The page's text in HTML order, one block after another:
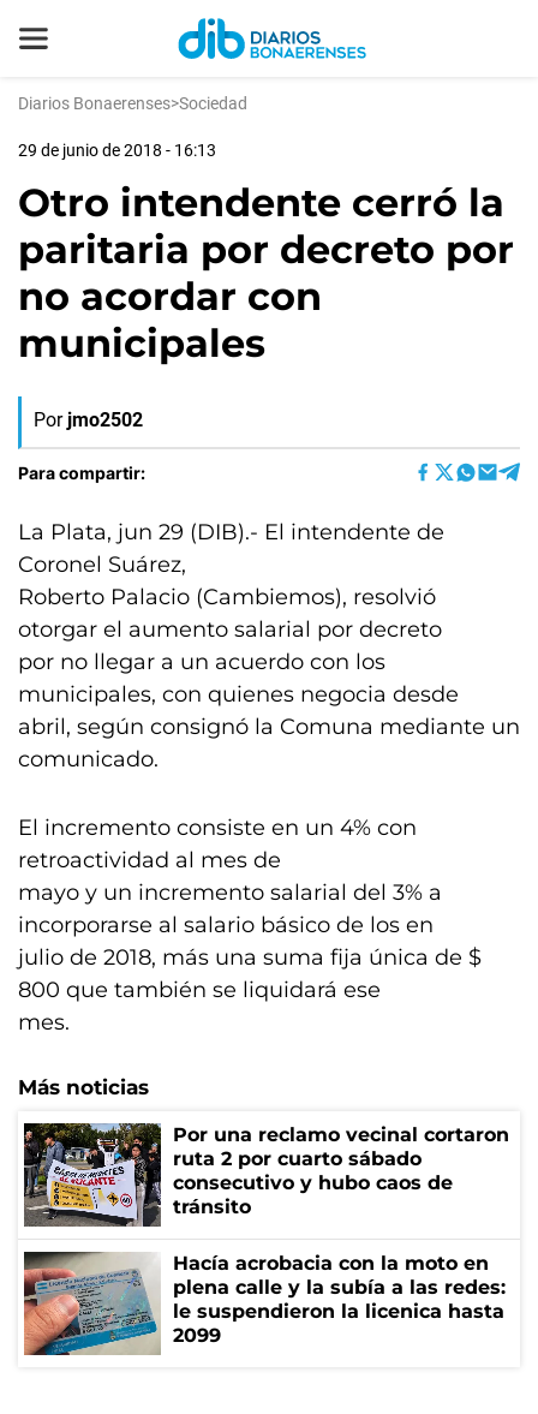
Diarios Bonaerenses>Sociedad
29 de junio de 2018 - 16:13
Otro intendente cerró la
paritaria por decreto por
no acordar con
municipales
Por jmo2502
Para compartir:
La Plata, jun 29 (DIB).- El intendente de
Coronel Suárez,
Roberto Palacio (Cambiemos), resolvió
otorgar el aumento salarial por decreto
por no llegar a un acuerdo con los
municipales, con quienes negocia desde
abril, según consignó la Comuna mediante un
comunicado.
El incremento consiste en un 4% con
retroactividad al mes de
mayo y un incremento salarial del 3% a
incorporarse al salario básico de los en
julio de 2018, más una suma fija única de $
800 que también se liquidará ese
mes.
Más noticias
Por una reclamo vecinal cortaron
ruta 2 por cuarto sábado
consecutivo y hubo caos de
tránsito
Hacía acrobacia con la moto en
plena calle y la subía a las redes:
le suspendieron la licenica hasta
2099